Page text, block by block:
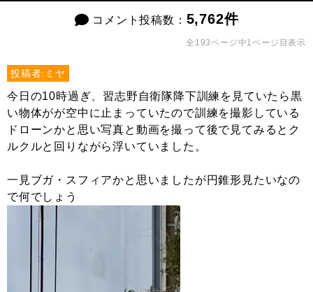
コメント投稿数： 5,762件
全193ページ中1ページ目表示
投稿者:ミヤ
今日の10時過ぎ、習志野自衛隊降下訓練を見ていたら黒
い物体がが空中に止まっていたので訓練を撮影している
ドローンかと思い写真と動画を撮って後で見てみるとク
ルクルと回りながら浮いていました。
一見ブガ・スフィアかと思いましたが円錐形見たいなの
で何でしょう